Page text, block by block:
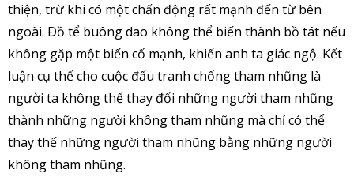
thiện, trừ khi có một chấn động rất mạnh đến từ bên
ngoài. Ðồ tể buông dao không thể biến thành bồ tát nếu
không gặp một biến cố mạnh, khiến anh ta giác ngộ. Kết
luận cụ thể cho cuộc đấu tranh chống tham nhũng là
người ta không thể thay đổi những người tham nhũng
thành những người không tham nhũng mà chỉ có thể
thay thế những người tham nhũng bằng những người
không tham nhũng.